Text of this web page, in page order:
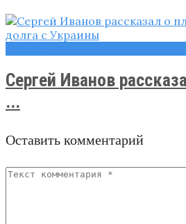
Сергей Иванов
...
Оставить комментарий